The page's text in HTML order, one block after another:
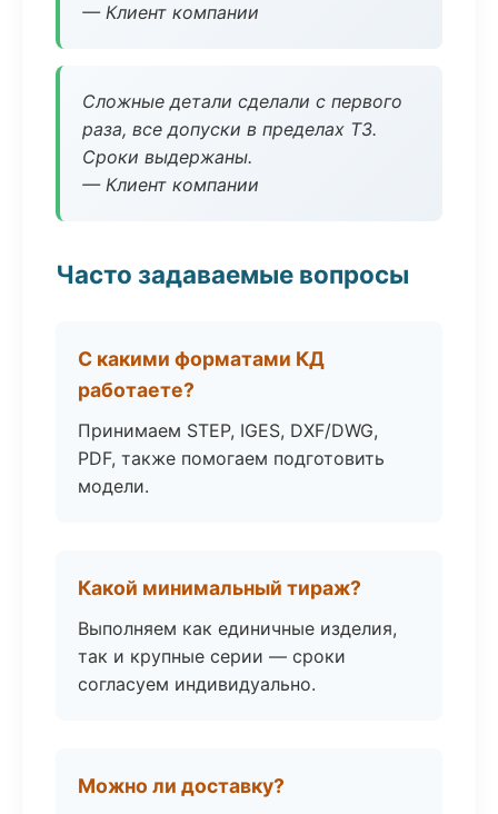
— Клиент компании
Сложные детали сделали с первого
раза, все допуски в пределах ТЗ.
Сроки выдержаны.
— Клиент компании
Часто задаваемые вопросы
С какими форматами КД
работаете?
Принимаем STEP, IGES, DXF/DWG,
PDF, также помогаем подготовить
модели.
Какой минимальный тираж?
Выполняем как единичные изделия,
так и крупные серии — сроки
согласуем индивидуально.
Можно ли доставку?